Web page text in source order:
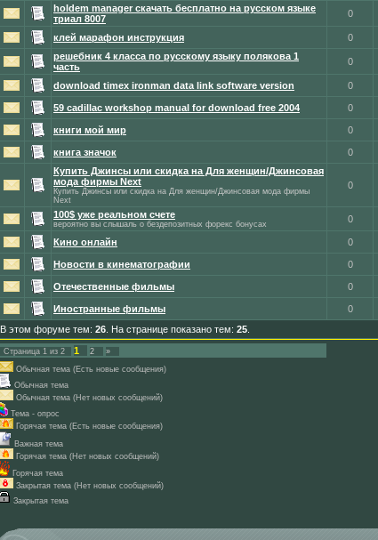
holdem manager скачать бесплатно на русском языке
триал 8007
0
клей марафон инструкция 0
решебник 4 класса по русскому языку полякова 1
часть
0
download timex ironman data link software version 0
59 cadillac workshop manual for download free 2004 0
книги мой мир 0
книга значок 0
Купить Джинсы или скидка на Для женщин/Джинсовая
мода фирмы Next
Купить Джинсы или скидка на Для женщин/Джинсовая мода фирмы
Next
0
100$ уже реальном счете
вероятно вы слышаль о бездепозитных форекс бонусах 0
Кино онлайн 0
Новости в кинематографии 0
Отечественные фильмы 0
Иностранные фильмы 0
В этом форуме тем: 26 . На странице показано тем: 25
Страница 1 из 2 1 2
»
Обычная тема (Есть новые сообщения)
Обычная тема
Обычная тема (Нет новых сообщений)
Тема - опрос
Горячая тема (Есть новые сообщения)
Важная тема
Горячая тема (Нет новых сообщений)
Горячая тема
Закрытая тема (Нет новых сообщений)
Закрытая тема